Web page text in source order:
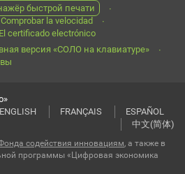
быстрой печати
Comprobar la velocidad
El certificado electrónico
версия «СОЛО на клавиатуре»
ENGLISH FRANÇAIS
ESPAÑOL
中文(简体)
содействия инновациям , а также в
программы «Цифровая экономика